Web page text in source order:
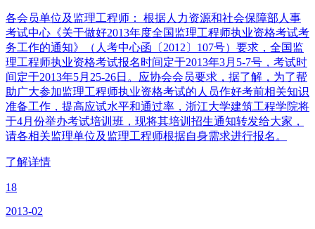
各会员单位及监理工程师： 根据人力资源和社会保障部人事
考试中心《关于做好2013年度全国监理工程师执业资格考试考
务工作的通知》（人考中心函〔2012〕107号）要求，全国监
理工程师执业资格考试报名时间定于2013年3月5-7号，考试时
间定于2013年5月25-26日。应协会会员要求，据了解，为了帮
助广大参加监理工程师执业资格考试的人员作好考前相关知识
准备工作，提高应试水平和通过率，浙江大学建筑工程学院将
于4月份举办考试培训班，现将其培训招生通知转发给大家，
请各相关监理单位及监理工程师根据自身需求进行报名。
了解详情
18
2013-02